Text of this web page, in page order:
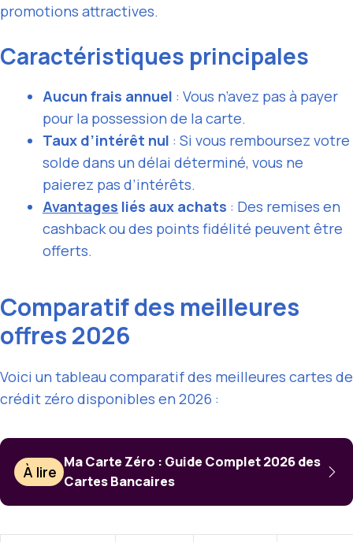
promotions attractives.
Caractéristiques principales
Aucun frais annuel : Vous n’avez pas à payer
pour la possession de la carte.
Taux d’intérêt nul : Si vous remboursez votre
solde dans un délai déterminé, vous ne
paierez pas d’intérêts.
Avantages liés aux achats : Des remises en
cashback ou des points fidélité peuvent être
offerts.
Comparatif des meilleures
offres 2026
Voici un tableau comparatif des meilleures cartes de
crédit zéro disponibles en 2026 :
À lire
Ma Carte Zéro : Guide Complet 2026 des
Cartes Bancaires